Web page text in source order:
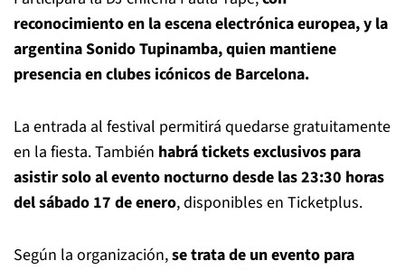
reconocimiento en la escena electrónica europea, y la
argentina Sonido Tupinamba, quien mantiene
presencia en clubes icónicos de Barcelona.
La entrada al festival permitirá quedarse gratuitamente
en la fiesta. También habrá tickets exclusivos para
asistir solo al evento nocturno desde las 23:30 horas
del sábado 17 de enero, disponibles en Ticketplus.
Según la organización,se trata de un evento para